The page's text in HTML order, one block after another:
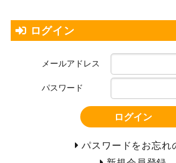
ログイン
メールアドレス
パスワード
ログイン
パスワードをお忘れ